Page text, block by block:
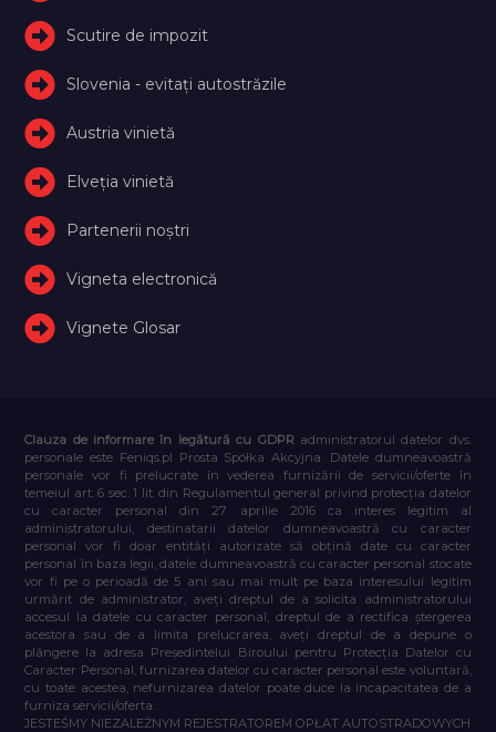
Scutire de impozit
Slovenia - evitați autostrăzile
Austria vinietă
Elveţia vinietă
Partenerii noștri
Vigneta electronică
Vignete Glosar
Clauza de informare în legătură cu GDPR administratorul datelor dvs.
personale este Feniqs.pl Prosta Spółka Akcyjna. Datele dumneavoastră
personale vor fi prelucrate în vederea furnizării de servicii/oferte în
temeiul art. 6 sec. 1 lit. din Regulamentul general privind protecția datelor
cu caracter personal din 27 aprilie 2016 ca interes legitim al
administratorului, destinatarii datelor dumneavoastră cu caracter
personal vor fi doar entități autorizate să obțină date cu caracter
personal în baza legii, datele dumneavoastră cu caracter personal stocate
vor fi pe o perioadă de 5 ani sau mai mult pe baza interesului legitim
urmărit de administrator, aveți dreptul de a solicita administratorului
accesul la datele cu caracter personal, dreptul de a rectifica ștergerea
acestora sau de a limita prelucrarea, aveți dreptul de a depune o
plângere la adresa Președintelui Biroului pentru Protecția Datelor cu
Caracter Personal, furnizarea datelor cu caracter personal este voluntară,
cu toate acestea, nefurnizarea datelor poate duce la incapacitatea de a
furniza servicii/oferta.
JESTEŚMY NIEZALEŻNYM REJESTRATOREM OPŁAT AUTOSTRADOWYCH